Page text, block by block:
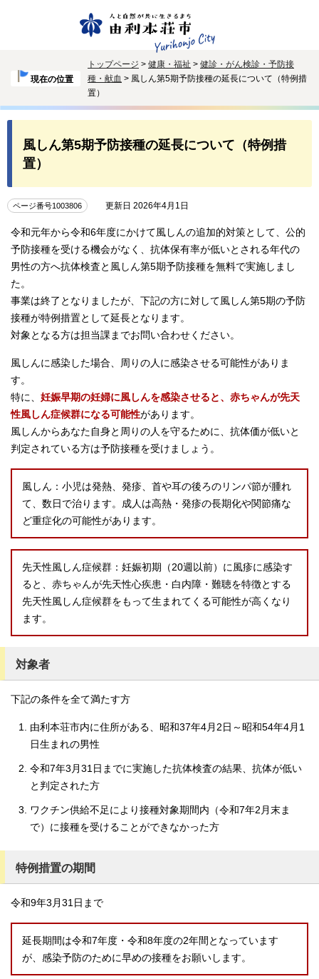
現在の位置
トップページ > 健康・福祉 > 健診・がん検診・予防接
種・献血 > 風しん第5期予防接種の延長について（特例措
置）
風しん第5期予防接種の延長について（特例措
置）
ページ番号1003806 更新日 2026年4月1日
令和元年から令和6年度にかけて風しんの追加的対策として、公的
予防接種を受ける機会がなく、抗体保有率が低いとされる年代の
男性の方へ抗体検査と風しん第5期予防接種を無料で実施しまし
た。
事業は終了となりましたが、下記の方に対して風しん第5期の予防
接種が特例措置として延長となります。
対象となる方は担当課までお問い合わせください。
風しんに感染した場合、周りの人に感染させる可能性がありま
す。
特に、 妊娠早期の妊婦に風しんを感染させると、赤ちゃんが先天
性風しん症候群になる可能性があります。
風しんからあなた自身と周りの人を守るために、抗体価が低いと
判定されている方は予防接種を受けましょう。
風しん：小児は発熱、発疹、首や耳の後ろのリンパ節が腫れ
て、数日で治ります。成人は高熱・発疹の長期化や関節痛な
ど重症化の可能性があります。
先天性風しん症候群：妊娠初期（20週以前）に風疹に感染す
ると、赤ちゃんが先天性心疾患・白内障・難聴を特徴とする
先天性風しん症候群をもって生まれてくる可能性が高くなり
ます。
対象者
下記の条件を全て満たす方
由利本荘市内に住所がある、昭和37年4月2日～昭和54年4月1
日生まれの男性
令和7年3月31日までに実施した抗体検査の結果、抗体が低い
と判定された方
ワクチン供給不足により接種対象期間内（令和7年2月末ま
で）に接種を受けることができなかった方
特例措置の期間
令和9年3月31日まで
延長期間は令和7年度・令和8年度の2年間となっています
が、感染予防のために早めの接種をお願いします。